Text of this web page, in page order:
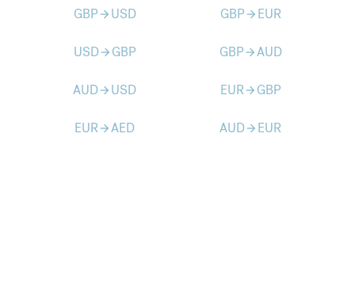
GBParrow_forward USD GBParrow_forward EUR
USDarrow_forward GBP GBParrow_forwardAUD
AUDarrow_forward USD EURarrow_forward GBP
EURarrow_forwardAED AUDarrow_forward EUR